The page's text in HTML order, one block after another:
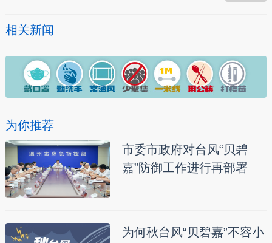
相关新闻
为你推荐
市委市政府对台风“贝碧
嘉”防御工作进行再部署
为何秋台风“贝碧嘉”不容小